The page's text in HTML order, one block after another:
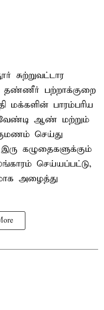
சுற்றுவட்டார
தண்ணீர் பற்றாக்குறை
மக்களின் பாரம்பரிய
வேண்டி ஆண் மற்றும்
செய்து
கழுதைகளுக்கும்
செய்யப்பட்டு,
அழைத்து